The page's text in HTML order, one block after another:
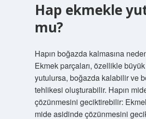
Hap ekmekle
mu?
Hapın boğazda kalmasına
Ekmek parçaları, özellikle
yutulursa, boğazda kalabilir ve
tehlikesi oluşturabilir. Hapın
çözünmesini geciktirebilir:
mide asidinde çözünmesini